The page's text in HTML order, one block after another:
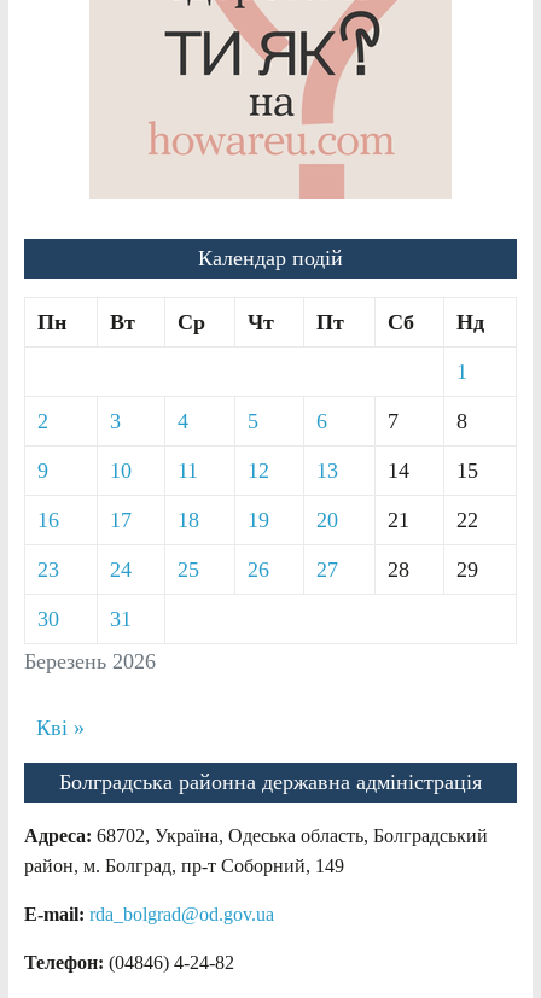
Календар подій
Березень 2026
Пн Вт Ср Чт Пт Сб Нд
1
2 3 4 5 6 7 8
9 10 11 12 13 14 15
16 17 18 19 20 21 22
23 24 25 26 27 28 29
30 31
Кві »
Болградська районна державна адміністрація
Адреса: 68702, Україна, Одеська область, Болградський
район, м. Болград, пр-т Соборний, 149
E-mail: rda_bolgrad@od.gov.ua
Телефон: (04846) 4-24-82